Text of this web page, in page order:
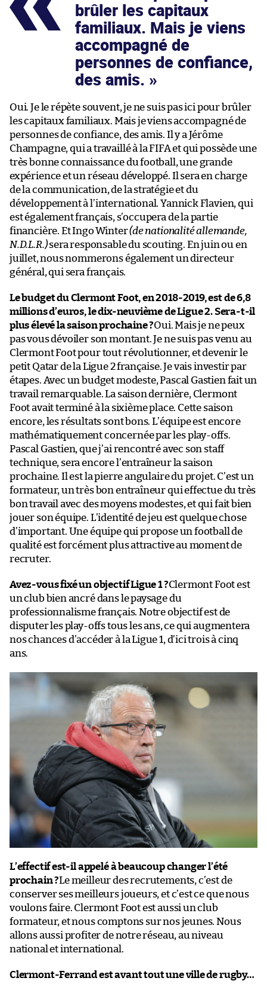
brûler les capitaux
familiaux. Mais je viens
accompagné de
personnes de confiance,
des amis.
Oui. Je le répète souvent, je ne suis pas ici pour brûler
les capitaux familiaux. Mais je viens accompagné de
personnes de confiance, des amis. Il y a Jérôme
Champagne, qui a travaillé à la FIFA et qui possède une
très bonne connaissance du football, une grande
expérience et un réseau développé. Il sera en charge
de la communication, de la stratégie et du
développement à l’international. Yannick Flavien, qui
est également français, s’occupera de la partie
financière. Et Ingo Winter(de nationalité allemande,
N.D.L.R.)sera responsable du scouting. En juin ou en
juillet, nous nommerons également un directeur
général, qui sera français.
Le budget du Clermont Foot, en 2018-2019, est de 6,8
millions d’euros, le dix-neuvième de Ligue 2. Sera-t-il
plus élevé la saison prochaine ?Oui. Mais je ne peux
pas vous dévoiler son montant. Je ne suis pas venu au
Clermont Foot pour tout révolutionner, et devenir le
petit Qatar de la Ligue 2 française. Je vais investir par
étapes. Avec un budget modeste, Pascal Gastien fait un
travail remarquable. La saison dernière, Clermont
Foot avait terminé à la sixième place. Cette saison
encore, les résultats sont bons. L’équipe est encore
mathématiquement concernée par les play-offs.
Pascal Gastien, que j’ai rencontré avec son staff
technique, sera encore l’entraîneur la saison
prochaine. Il est la pierre angulaire du projet. C’est un
formateur, un très bon entraîneur qui effectue du très
bon travail avec des moyens modestes, et qui fait bien
jouer son équipe. L’identité de jeu est quelque chose
d’important. Une équipe qui propose un football de
qualité est forcément plus attractive au moment de
recruter.
Avez-vous fixé un objectif Ligue 1 ?Clermont Foot est
un club bien ancré dans le paysage du
professionnalisme français. Notre objectif est de
disputer les play-offs tous les ans, ce qui augmentera
nos chances d’accéder à la Ligue 1, d’ici trois à cinq
ans.
L’effectif est-il appelé à beaucoup changer l’été
prochain ?Le meilleur des recrutements, c’est de
conserver ses meilleurs joueurs, et c’est ce que nous
voulons faire. Clermont Foot est aussi un club
formateur, et nous comptons sur nos jeunes. Nous
allons aussi profiter de notre réseau, au niveau
national et international.
Clermont-Ferrand est avant tout une ville de rugby…